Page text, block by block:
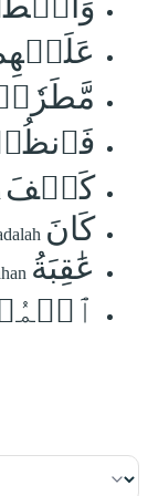
كَيۡفَ
كَانَ
عَٰقِبَةُ